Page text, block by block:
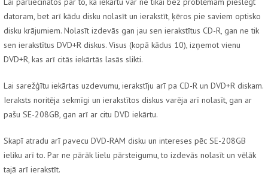
datoram, bet arī kādu disku nolasīt un ierakstīt, ķēros pie saviem optisko
disku krājumiem. Nolasīt izdevās gan jau sen ierakstītus CD-R, gan ne tik
sen ierakstītus DVD+R diskus. Visus (kopā kādus 10), izņemot vienu
DVD+R, kas arī citās iekārtās lasās slikti.
Lai sarežģītu iekārtas uzdevumu, ierakstīju arī pa CD-R un DVD+R diskam.
Ieraksts noritēja sekmīgi un ierakstītos diskus varēja arī nolasīt, gan ar
pašu SE-208GB, gan arī ar citu DVD iekārtu.
Skapī atradu arī pavecu DVD-RAM disku un intereses pēc SE-208GB
ieliku arī to. Par ne pārāk lielu pārsteigumu, to izdevās nolasīt un vēlāk
tajā arī ierakstīt.